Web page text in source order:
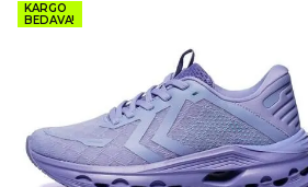
KARGO
BEDAVA!